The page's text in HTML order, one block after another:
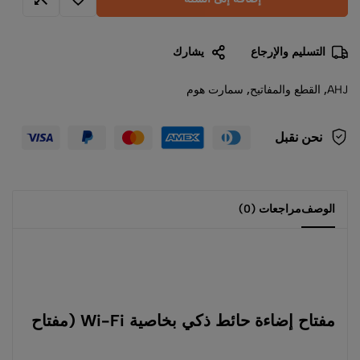
التسليم والإرجاع يشارك
AHJ
, القطع والمفاتيح, سمارت هوم
نحن نقبل
الوصفمراجعات (0)
مفتاح إضاءة حائط ذكي بخاصية Wi-Fi (مفتاح